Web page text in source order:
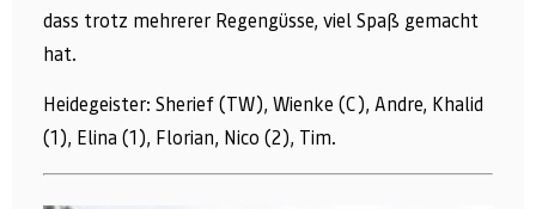
dass trotz mehrerer Regengüsse, viel Spaß gemacht
hat.
Heidegeister: Sherief (TW), Wienke (C), Andre, Khalid
(1), Elina (1), Florian, Nico (2), Tim.